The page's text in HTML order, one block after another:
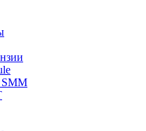
SMM